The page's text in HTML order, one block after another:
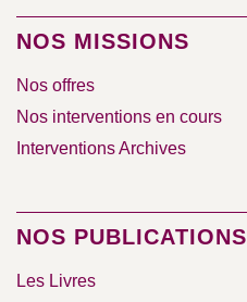
NOS MISSIONS
Nos offres
Nos interventions en cours
Interventions Archives
NOS PUBLICATIONS
Les Livres